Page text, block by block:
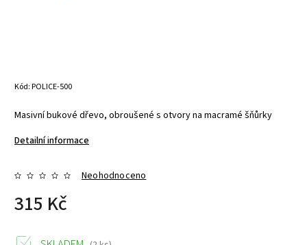
Kód:POLICE-500
Masivní bukové dřevo, obroušené s otvory na macramé šňůrky
Detailní informace
Neohodnoceno
315 Kč